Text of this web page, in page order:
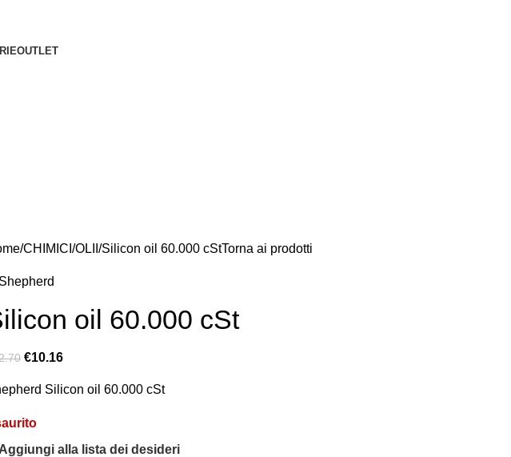
OUTLET
CHIMICI OLII Silicon oil 60.000 cStTorna ai prodotti
oil 60.000 cSt
€10.16
Silicon oil 60.000 cSt
Aggiungi alla lista dei desideri